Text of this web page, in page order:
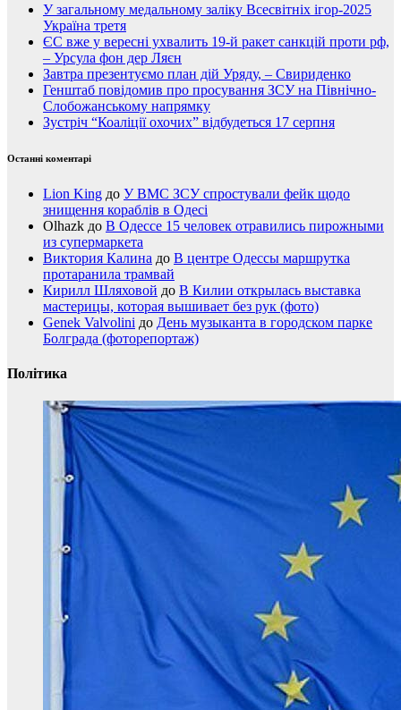
У загальному медальному заліку Всесвітніх ігор-2025
Україна третя
ЄС вже у вересні ухвалить 19-й ракет санкцій проти рф,
– Урсула фон дер Ляєн
Завтра презентуємо план дій Уряду, – Свириденко
Генштаб повідомив про просування ЗСУ на Північно-
Слобожанському напрямку
Зустріч “Коаліції охочих” відбудеться 17 серпня
Останні коментарі
Lion King до У ВМС ЗСУ спростували фейк щодо
знищення кораблів в Одесі
Olhazk до В Одессе 15 человек отравились пирожными
из супермаркета
Виктория Калина до В центре Одессы маршрутка
протаранила трамвай
Кирилл Шляховой до В Килии открылась выставка
мастерицы, которая вышивает без рук (фото)
Genek Valvolini до День музыканта в городском парке
Болграда (фоторепортаж)
Політика